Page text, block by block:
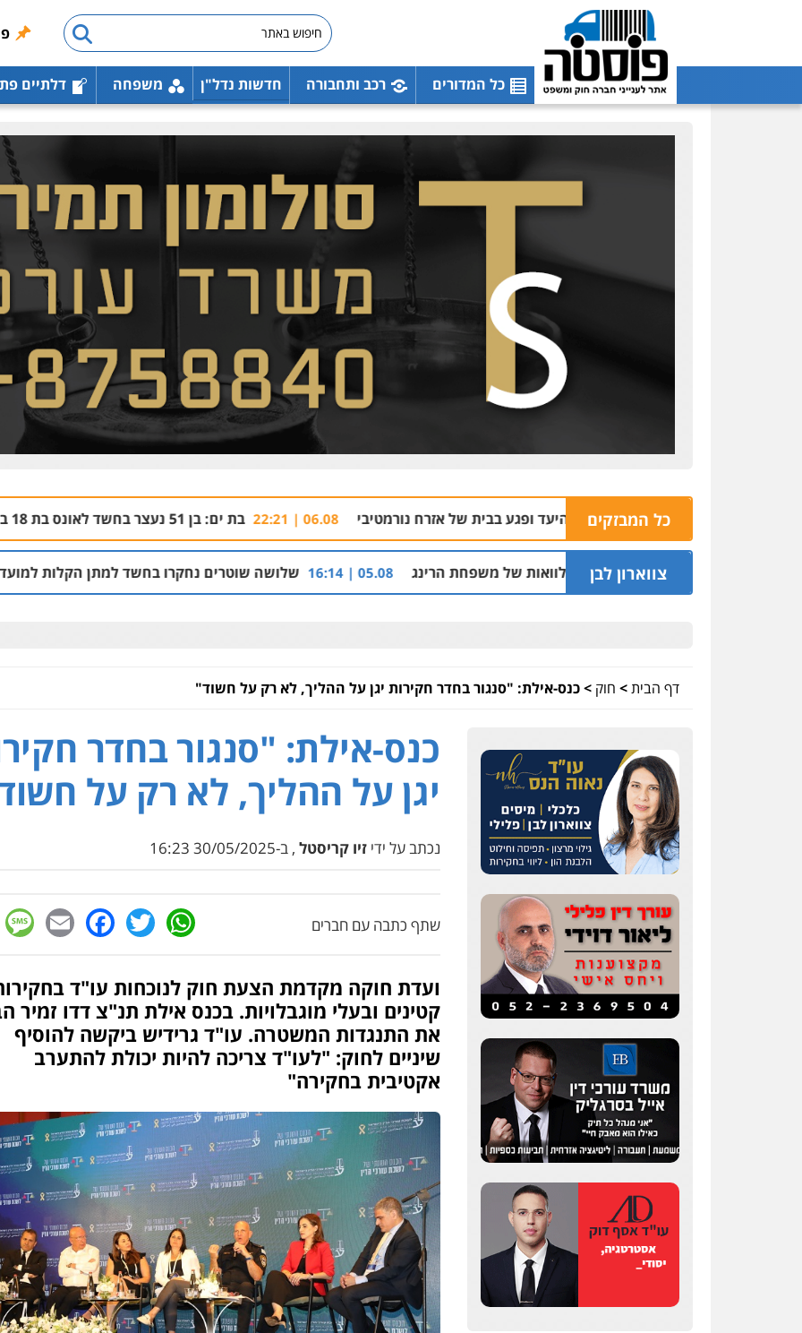
כל המדורים רכב ותחבורה חדשות נדל"ן משפחה דלתיים
כל המבזקים
פספס את היעד ופגע בבית של אזרח נורמטיבי 06.08 | 22:21 בת ים: בן 51 נעצר בחשד לאונס בת 18 בבית מלון 06.08 | 21:59
צווארון לבן
וסינדיקאט ההלוואות של משפחת הרינג 05.08 | 16:14 שלושה שוטרים נחקרו בחשד למתן הקלות למועדון בבעלות אחיו
דף הבית> חוק >כנס-אילת: "סנגור בחדר חקירות יגן על ההליך, לא רק על חשוד"
כנס-אילת: "סנגור בחדר
יגן על ההליך, לא רק על
נכתב על ידי זיו קריסטל , ב-30/05/2025 16:23
שתף כתבה עם חברים WhatsApp
Twitter
ועדת חוקה מקדמת הצעת חוק לנוכחות עו"ד
קטינים ובעלי מוגבלויות. בכנס אילת תנ"צ דדו זמיר
את התנגדות המשטרה. עו"ד גרידיש ביקשה להוסיף
שיניים לחוק: "לעו"ד צריכה להיות יכולת להתערב
אקטיבית בחקירה"